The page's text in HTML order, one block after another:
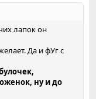
лапок он
Да и фУг с
ну и до